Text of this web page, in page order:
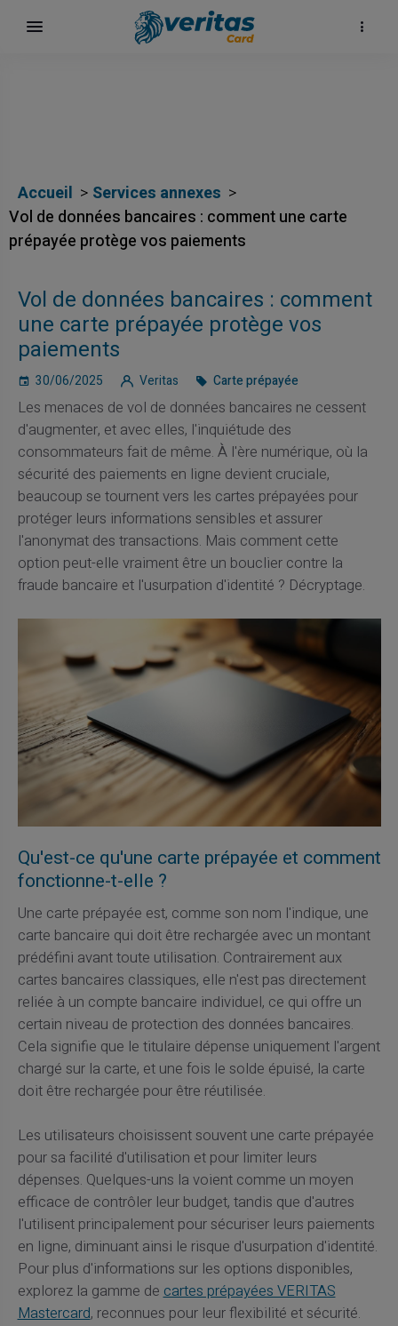
Accueil
Services annexes
Vol de données bancaires : comment une carte
prépayée protège vos paiements
Vol de données bancaires : comment
une carte prépayée protège vos
paiements
30/06/2025 Veritas Carte prépayée
Les menaces de vol de données bancaires ne cessent
d'augmenter, et avec elles, l'inquiétude des
consommateurs fait de même. À l'ère numérique, où la
sécurité des paiements en ligne devient cruciale,
beaucoup se tournent vers les cartes prépayées pour
protéger leurs informations sensibles et assurer
l'anonymat des transactions. Mais comment cette
option peut-elle vraiment être un bouclier contre la
fraude bancaire et l'usurpation d'identité ? Décryptage.
Qu'est-ce qu'une carte prépayée et comment
fonctionne-t-elle ?
Une carte prépayée est, comme son nom l'indique, une
carte bancaire qui doit être rechargée avec un montant
prédéfini avant toute utilisation. Contrairement aux
cartes bancaires classiques, elle n'est pas directement
reliée à un compte bancaire individuel, ce qui offre un
certain niveau de protection des données bancaires.
Cela signifie que le titulaire dépense uniquement l'argent
chargé sur la carte, et une fois le solde épuisé, la carte
doit être rechargée pour être réutilisée.
Les utilisateurs choisissent souvent une carte prépayée
pour sa facilité d'utilisation et pour limiter leurs
dépenses. Quelques-uns la voient comme un moyen
efficace de contrôler leur budget, tandis que d'autres
l'utilisent principalement pour sécuriser leurs paiements
en ligne, diminuant ainsi le risque d'usurpation d'identité.
Pour plus d'informations sur les options disponibles,
explorez la gamme decartes prépayées VERITAS
Mastercard, reconnues pour leur flexibilité et sécurité.